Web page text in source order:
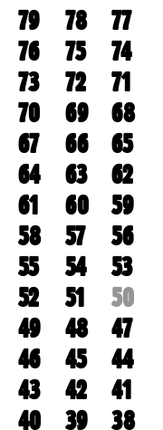
79
78
77
76
75
74
73
72
71
70
69
68
67
66
65
64
63
62
61
60
59
58
57
56
55
54
53
52
51
50
49
48
47
46
45
44
43
42
41
40
39
38